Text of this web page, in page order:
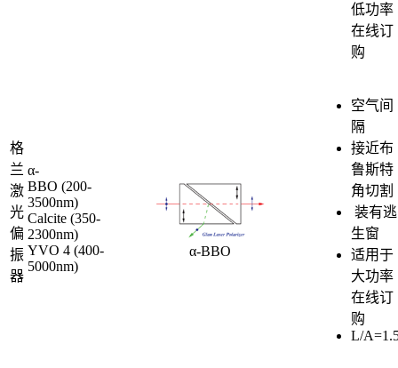
低功率
在线订
购
格
兰
激
光
偏
振
器
α-
BBO (200-
3500nm)
Calcite (350-
2300nm)
YVO 4 (400-
5000nm)
α-BBO
空气间
隔
接近布
鲁斯特
角切割
装有逃
生窗
适用于
大功率
在线订
购
L/